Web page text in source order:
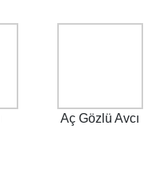
Aç Gözlü Avcı